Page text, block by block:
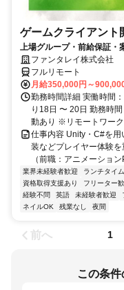
ゲームクライアン
上場グループ・前給保証・
ファンタレイ株式会社
フルリモート
月給350,000円～
勤務時間詳細 実働時間
り18日 〜 20日 勤務時
動あり ※リモートワー
仕事内容 Unity・C#を
装などプレイヤー体験
（前職：アニメーショ
業界未経験者歓迎 ランチタイム
資格取得支援あり
フリーター
経験不問
英語 未経験者歓迎
ネイルOK
残業なし 夜間
前へ 1
この条